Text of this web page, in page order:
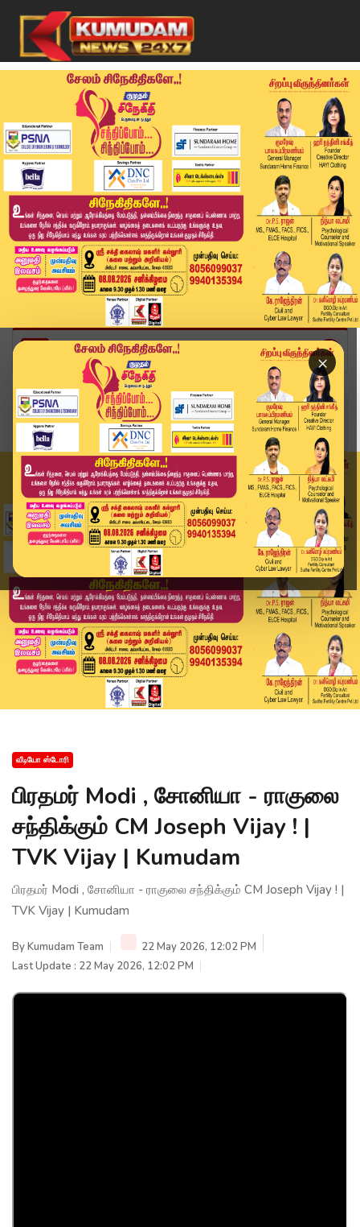
×
Home
வீடியோ ஸ்டோரி
பிரதமர் Modi , சோனியா - ராகுலை சந்திக்கும் CM J...
வீடியோ ஸ்டோரி
பிரதமர் Modi , சோனியா - ராகுலை
சந்திக்கும் CM Joseph Vijay ! |
TVK Vijay | Kumudam
பிரதமர் Modi , சோனியா - ராகுலை சந்திக்கும் CM Joseph Vijay ! |
TVK Vijay | Kumudam
ByKumudam Team
22 May 2026, 12:02 PM
Last Update : 22 May 2026, 12:02 PM